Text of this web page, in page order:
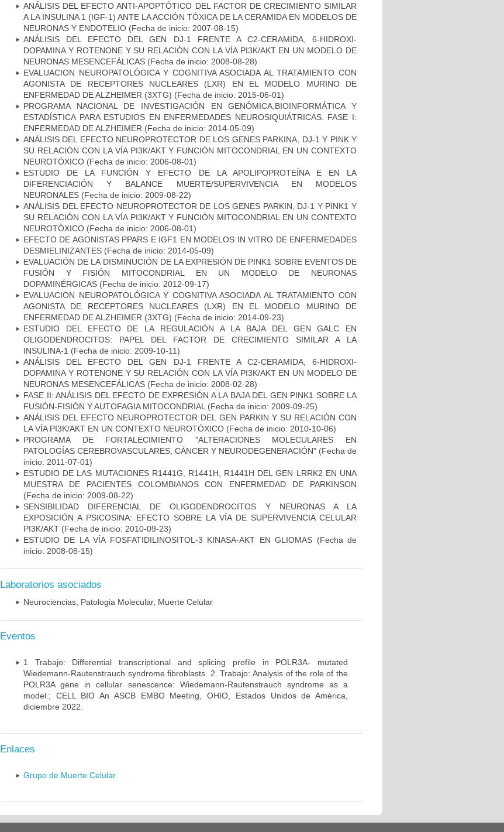
ANÁLISIS DEL EFECTO ANTI-APOPTÓTICO DEL FACTOR DE CRECIMIENTO SIMILAR
A LA INSULINA 1 (IGF-1) ANTE LA ACCIÓN TÓXICA DE LA CERAMIDA EN MODELOS DE
NEURONAS Y ENDOTELIO (Fecha de inicio: 2007-08-15)
ANÁLISIS DEL EFECTO DEL GEN DJ-1 FRENTE A C2-CERAMIDA, 6-HIDROXI-
DOPAMINA Y ROTENONE Y SU RELACIÓN CON LA VÍA PI3K/AKT EN UN MODELO DE
NEURONAS MESENCEFÁLICAS (Fecha de inicio: 2008-08-28)
EVALUACION NEUROPATOLÓGICA Y COGNITIVA ASOCIADA AL TRATAMIENTO CON
AGONISTA DE RECEPTORES NUCLEARES (LXR) EN EL MODELO MURINO DE
ENFERMEDAD DE ALZHEIMER (3XTG) (Fecha de inicio: 2015-06-01)
PROGRAMA NACIONAL DE INVESTIGACIÓN EN GENÓMICA,BIOINFORMÁTICA Y
ESTADÍSTICA PARA ESTUDIOS EN ENFERMEDADES NEUROSIQUIÁTRICAS. FASE I:
ENFERMEDAD DE ALZHEIMER (Fecha de inicio: 2014-05-09)
ANÁLISIS DEL EFECTO NEUROPROTECTOR DE LOS GENES PARKINA, DJ-1 Y PINK Y
SU RELACIÓN CON LA VÍA PI3K/AKT Y FUNCIÓN MITOCONDRIAL EN UN CONTEXTO
NEUROTÓXICO (Fecha de inicio: 2006-08-01)
ESTUDIO DE LA FUNCIÓN Y EFECTO DE LA APOLIPOPROTEÍNA E EN LA
DIFERENCIACIÓN Y BALANCE MUERTE/SUPERVIVENCIA EN MODELOS
NEURONALES (Fecha de inicio: 2009-08-22)
ANÁLISIS DEL EFECTO NEUROPROTECTOR DE LOS GENES PARKIN, DJ-1 Y PINK1 Y
SU RELACIÓN CON LA VÍA PI3K/AKT Y FUNCIÓN MITOCONDRIAL EN UN CONTEXTO
NEUROTÓXICO (Fecha de inicio: 2006-08-01)
EFECTO DE AGONISTAS PPARS E IGF1 EN MODELOS IN VITRO DE ENFERMEDADES
DESMIELINIZANTES (Fecha de inicio: 2014-05-09)
EVALUACIÓN DE LA DISMINUCIÓN DE LA EXPRESIÓN DE PINK1 SOBRE EVENTOS DE
FUSIÓN Y FISIÓN MITOCONDRIAL EN UN MODELO DE NEURONAS
DOPAMINÉRGICAS (Fecha de inicio: 2012-09-17)
EVALUACION NEUROPATOLÓGICA Y COGNITIVA ASOCIADA AL TRATAMIENTO CON
AGONISTA DE RECEPTORES NUCLEARES (LXR) EN EL MODELO MURINO DE
ENFERMEDAD DE ALZHEIMER (3XTG) (Fecha de inicio: 2014-09-23)
ESTUDIO DEL EFECTO DE LA REGULACIÓN A LA BAJA DEL GEN GALC EN
OLIGODENDROCITOS: PAPEL DEL FACTOR DE CRECIMIENTO SIMILAR A LA
INSULINA-1 (Fecha de inicio: 2009-10-11)
ANÁLISIS DEL EFECTO DEL GEN DJ-1 FRENTE A C2-CERAMIDA, 6-HIDROXI-
DOPAMINA Y ROTENONE Y SU RELACIÓN CON LA VÍA PI3K/AKT EN UN MODELO DE
NEURONAS MESENCEFÁLICAS (Fecha de inicio: 2008-02-28)
FASE II: ANÁLISIS DEL EFECTO DE EXPRESIÓN A LA BAJA DEL GEN PINK1 SOBRE LA
FUSIÓN-FISIÓN Y AUTOFAGIA MITOCONDRIAL (Fecha de inicio: 2009-09-25)
ANÁLISIS DEL EFECTO NEUROPROTECTOR DEL GEN PARKIN Y SU RELACIÓN CON
LA VÍA PI3K/AKT EN UN CONTEXTO NEUROTÓXICO (Fecha de inicio: 2010-10-06)
PROGRAMA DE FORTALECIMIENTO "ALTERACIONES MOLECULARES EN
PATOLOGÍAS CEREBROVASCULARES, CÁNCER Y NEURODEGENERACIÓN" (Fecha de
inicio: 2011-07-01)
ESTUDIO DE LAS MUTACIONES R1441G, R1441H, R1441H DEL GEN LRRK2 EN UNA
MUESTRA DE PACIENTES COLOMBIANOS CON ENFERMEDAD DE PARKINSON
(Fecha de inicio: 2009-08-22)
SENSIBILIDAD DIFERENCIAL DE OLIGODENDROCITOS Y NEURONAS A LA
EXPOSICIÓN A PSICOSINA: EFECTO SOBRE LA VÍA DE SUPERVIVENCIA CELULAR
PI3K/AKT (Fecha de inicio: 2010-09-23)
ESTUDIO DE LA VÍA FOSFATIDILINOSITOL-3 KINASA-AKT EN GLIOMAS (Fecha de
inicio: 2008-08-15)
Laboratorios asociados
Neurociencias, Patologia Molecular, Muerte Celular
Eventos
1 Trabajo: Differential transcriptional and splicing profile in POLR3A- mutated
Wiedemann-Rautenstrauch syndrome fibroblasts. 2. Trabajo: Analysis of the role of the
POLR3A gene in cellular senescence: Wiedemann-Rautenstrauch syndrome as a
model.; CELL BIO An ASCB EMBO Meeting, OHIO, Estados Unidos de América,
diciembre 2022.
Enlaces
Grupo de Muerte Celular